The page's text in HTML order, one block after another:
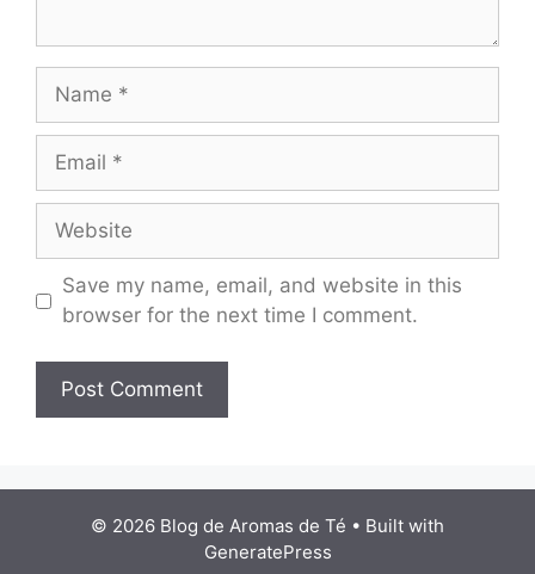
Name
Email
Website
Save my name, email, and website in this
browser for the next time I comment.
© 2026 Blog de Aromas de Té • Built with
GeneratePress